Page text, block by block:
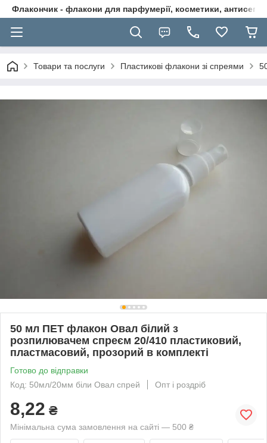
Флакончик - флакони для парфумерії, косметики,
Товари та послуги Пластикові флакони зі спреями
50 мл ПЕТ флакон Овал білий з
розпилювачем спреєм 20/410 пластиковий,
пластмасовий, прозорий в комплекті
Готово до відправки
Код: 50мл/20мм біли Овал спрей
Опт і роздріб
8,22 ₴
Мінімальна сума замовлення на сайті — 500 ₴